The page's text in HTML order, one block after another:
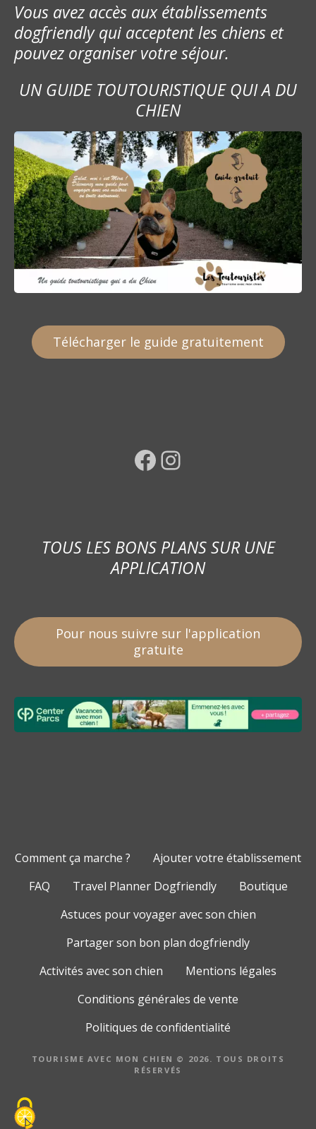
Vous avez accès aux établissements
dogfriendly qui acceptent les chiens et
pouvez organiser votre séjour.
UN GUIDE TOUTOURISTIQUE QUI A DU
CHIEN
Télécharger le guide gratuitement
Facebook Instagram
TOUS LES BONS PLANS SUR UNE
APPLICATION
Pour nous suivre sur l'application
gratuite
Comment ça marche ?
Ajouter votre établissement
FAQ
Travel Planner Dogfriendly
Boutique
Astuces pour voyager avec son chien
Partager son bon plan dogfriendly
Activités avec son chien
Mentions légales
Conditions générales de vente
Politiques de confidentialité
TOURISME AVEC MON CHIEN © 2026. TOUS DROITS
RÉSERVÉS